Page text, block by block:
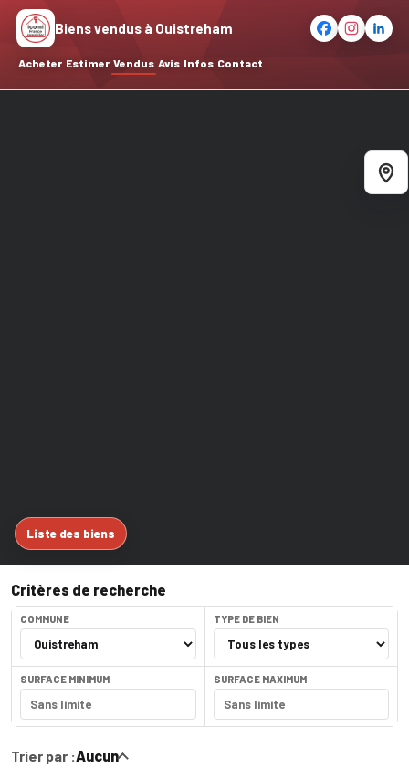
Acheter Estimer Vendus Avis Infos Contact
Biens vendus à Ouistreham
Critères de recherche
COMMUNE TYPE DE BIEN
SURFACE MINIMUM SURFACE MAXIMUM
Trier par :Aucun
Liste des biens